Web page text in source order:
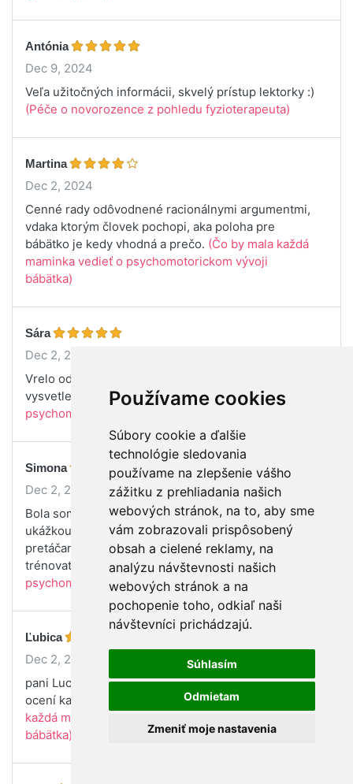
Používame cookies
Súbory cookie a ďalšie
technológie sledovania
používame na zlepšenie vášho
zážitku z prehliadania našich
webových stránok, na to, aby sme
vám zobrazovali prispôsobený
obsah a cielené reklamy, na
analýzu návštevnosti našich
webových stránok a na
pochopenie toho, odkiaľ naši
návštevníci prichádzajú.
Súhlasím
Odmietam
Zmeniť moje nastavenia
Antónia
Dec 9, 2024
Veľa užitočných informácii, skvelý prístup lektorky :)
(Péče o novorozence z pohledu fyzioterapeuta)
Martina
Dec 2, 2024
Cenné rady odôvodnené racionálnymi argumentmi,
vdaka ktorým človek pochopi, aka poloha pre
bábätko je kedy vhodná a prečo. (Čo by mala každá
maminka vedieť o psychomotorickom vývoji
bábätka)
Sára
Dec 2, 2024
Vrelo odporúčam! Veľmi dobre a zrozumiteľne
vysvetlené.
(Čo by mala každá maminka vedieť o
psychomotorickom vývoji bábätka)
Simona
Dec 2, 2024
Bola som veľmi spokojná či už s vysvetlením alebo
ukážkou ako správne pásť koníčky, s nosením a
pretáčaním bábätka. Ďakujem veľmi pekne, budeme
trénovať.☺️
(Čo by mala každá maminka vedieť o
psychomotorickom vývoji bábätka)
Ľubica
Dec 2, 2024
pani Lucka je veľmi milá lektorka a jej radi a typy
ocení každá mamička aj otecko :-)(Čo by mala
každá maminka vedieť o psychomotorickom vývoji
bábätka)